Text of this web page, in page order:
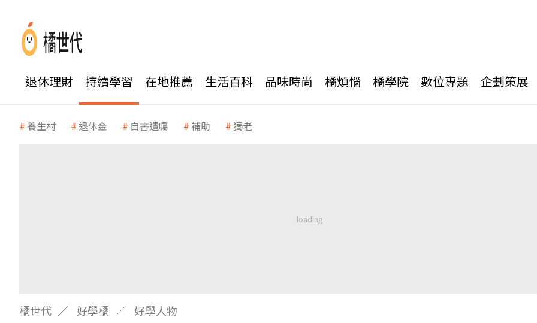
退休理財 持續學習 在地推薦 生活百科 品味時尚 橘煩惱 橘學院 數位專題 企劃策展
養生村 退休金 自書遺囑 補助 獨老
橘世代 好學橘 好學人物